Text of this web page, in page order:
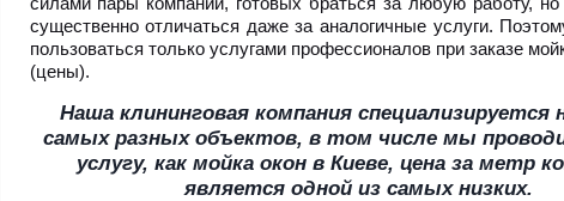
существенно отличаться даже за аналогичные услуги.
пользоваться только услугами профессионалов при заказе
(цены).
Наша клининговая компания специализируется
самых разных объектов, в том числе мы
услугу, как мойка окон в Киеве, цена за метр
является одной из самых низких.